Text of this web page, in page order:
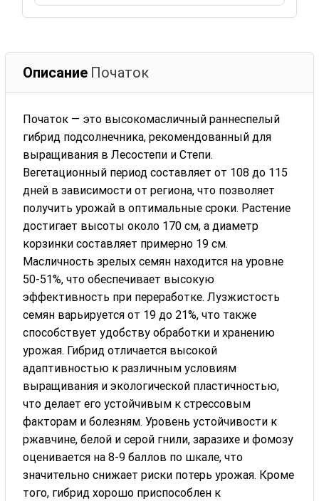
Описание Початок
Початок — это высокомасличный раннеспелый
гибрид подсолнечника, рекомендованный для
выращивания в Лесостепи и Степи.
Вегетационный период составляет от 108 до 115
дней в зависимости от региона, что позволяет
получить урожай в оптимальные сроки. Растение
достигает высоты около 170 см, а диаметр
корзинки составляет примерно 19 см.
Масличность зрелых семян находится на уровне
50-51%, что обеспечивает высокую
эффективность при переработке. Лузжистость
семян варьируется от 19 до 21%, что также
способствует удобству обработки и хранению
урожая. Гибрид отличается высокой
адаптивностью к различным условиям
выращивания и экологической пластичностью,
что делает его устойчивым к стрессовым
факторам и болезням. Уровень устойчивости к
ржавчине, белой и серой гнили, заразихе и фомозу
оценивается на 8-9 баллов по шкале, что
значительно снижает риски потерь урожая. Кроме
того, гибрид хорошо приспособлен к